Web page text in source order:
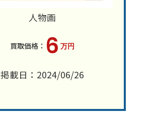
人物画
6 万円
掲載日：2024/06/26